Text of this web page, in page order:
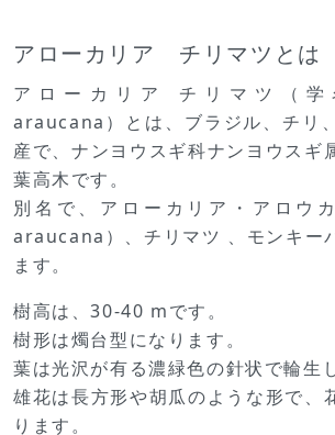
アローカリア チリマツとは
アローカリア チリマツ（学
araucana）とは、ブラジル、チリ
産で、ナンヨウスギ科ナンヨウスギ
葉高木です。
別名で、アローカリア・アロウ
araucana）、チリマツ 、モンキー
ます。
樹高は、30-40 mです。
樹形は燭台型になります。
葉は光沢が有る濃緑色の針状で輪生
雄花は長方形や胡瓜のような形で、
ります。